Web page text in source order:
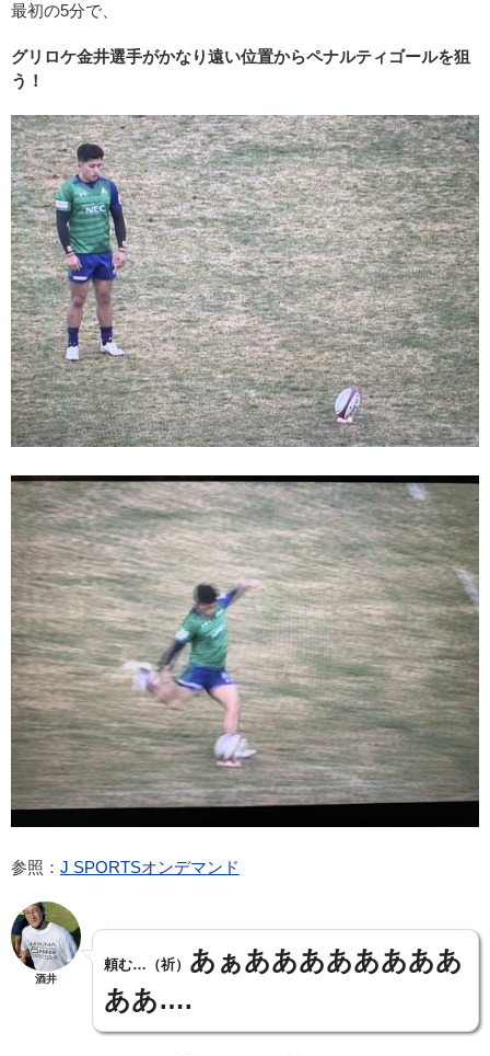
最初の5分で、
グリロケ金井選手がかなり遠い位置からペナルティゴールを狙
う！
参照： J SPORTSオンデマンド
酒井
頼む…（祈） あぁああああああああ
ああ….